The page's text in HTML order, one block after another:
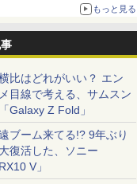
もっと見る
比はどれがいい？ エン
目線で考える、サムスン
Galaxy Z Fold」
ブーム来てる!? 9年ぶり
復活した、ソニー
RX10 V」